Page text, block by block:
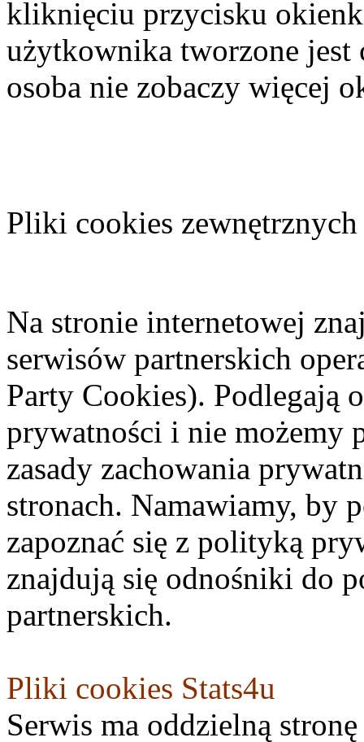
kliknięciu przycisku
użytkownika tworzone jest
osoba nie zobaczy więcej
Pliki cookies
Na stronie internetowej
serwisów partnerskich
Party Cookies). Podlegają
prywatności i nie możemy
zasady zachowania
stronach. Namawiamy, by
zapoznać się z polityką
znajdują się odnośniki do
partnerskich.
Pliki cookies Stats4u
Serwis ma oddzielną